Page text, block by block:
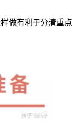
做有利于分清重点